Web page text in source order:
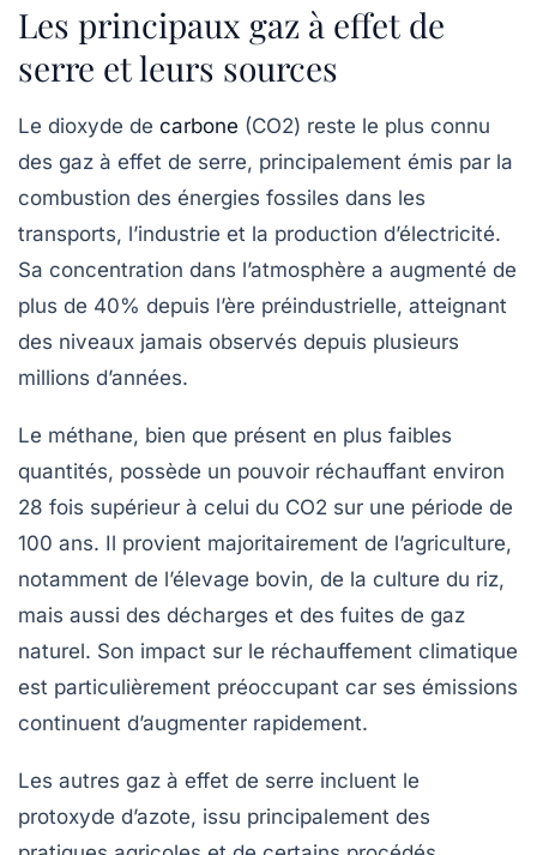
Les principaux gaz à effet de
serre et leurs sources
Le dioxyde de carbone (CO2) reste le plus connu
des gaz à effet de serre, principalement émis par la
combustion des énergies fossiles dans les
transports, l’industrie et la production d’électricité.
Sa concentration dans l’atmosphère a augmenté de
plus de 40% depuis l’ère préindustrielle, atteignant
des niveaux jamais observés depuis plusieurs
millions d’années.
Le méthane, bien que présent en plus faibles
quantités, possède un pouvoir réchauffant environ
28 fois supérieur à celui du CO2 sur une période de
100 ans. Il provient majoritairement de l’agriculture,
notamment de l’élevage bovin, de la culture du riz,
mais aussi des décharges et des fuites de gaz
naturel. Son impact sur le réchauffement climatique
est particulièrement préoccupant car ses émissions
continuent d’augmenter rapidement.
Les autres gaz à effet de serre incluent le
protoxyde d’azote, issu principalement des